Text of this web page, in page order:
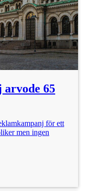
65
för ett
men ingen